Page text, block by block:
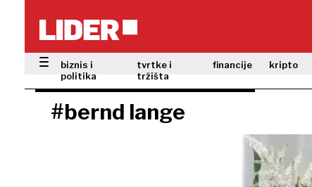
biznis i
politika
tvrtke i
tržišta
financije kripto
#bernd lange